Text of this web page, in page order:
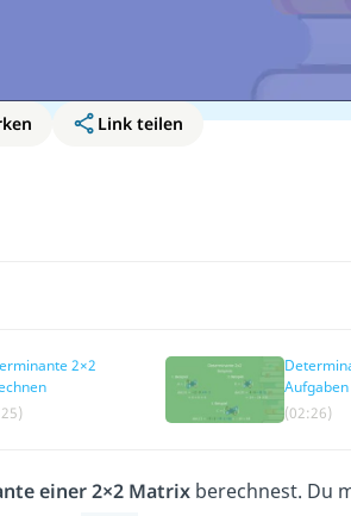
Link teilen
2×2
Aufgaben
(02:26)
einer 2×2 Matrixberechnest. Du